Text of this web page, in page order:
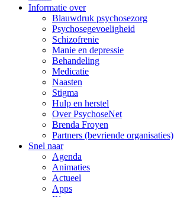
Navigation
Informatie over
Blauwdruk psychosezorg
Psychosegevoeligheid
Schizofrenie
Manie en depressie
Behandeling
Medicatie
Naasten
Stigma
Hulp en herstel
Over PsychoseNet
Brenda Froyen
Partners (bevriende organisaties)
Snel naar
Agenda
Animaties
Actueel
Apps